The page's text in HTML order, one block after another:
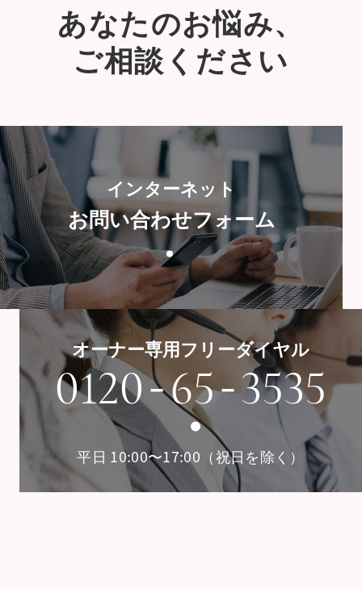
あなたのお悩み、
ご相談ください
インターネット
お問い合わせフォーム
オーナー専用フリーダイヤル
0120-65-3535
平日 10:00〜17:00（祝日を除く）